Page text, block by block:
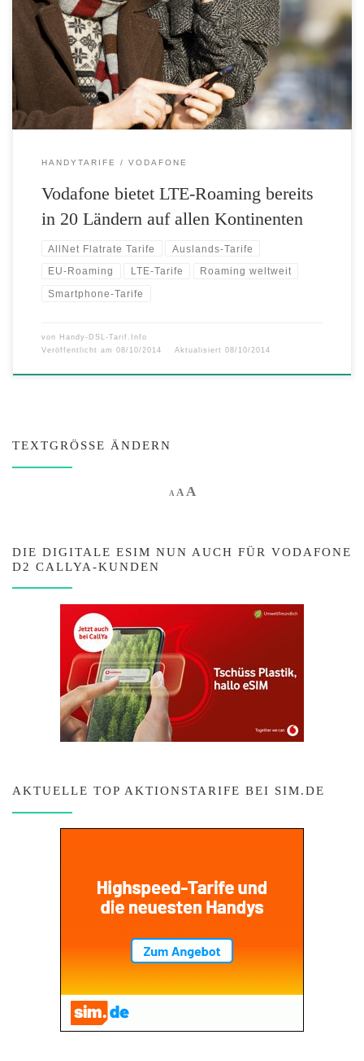
Monat – Weltweit mobil surfen für 2,99 Euro am Tag – Den
Inlandstarif in der ganzen EU nutzen für 5 Euro im Monat Pünktlich
zu Beginn der Herbstferien erweitert Vodafone sein Netzwerk an LTE
Roaming-Partnern. In 20 Ländern können Vodafone-Kunden mit […]
HANDYTARIFE VODAFONE
Vodafone bietet LTE-Roaming bereits
in 20 Ländern auf allen Kontinenten
AllNet Flatrate Tarife Auslands-Tarife
EU-Roaming LTE-Tarife Roaming weltweit
Smartphone-Tarife
von Handy-DSL-Tarif.Info
Veröffentlicht am 08/10/2014 Aktualisiert 08/10/2014
TEXTGRÖSSE ÄNDERN
A Decrease font size.
AReset font size.
AIncrease font size.
DIE DIGITALE ESIM NUN AUCH FÜR VODAFONE
D2 CALLYA-KUNDEN
AKTUELLE TOP AKTIONSTARIFE BEI SIM.DE